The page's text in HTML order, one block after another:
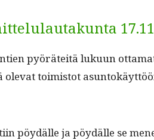
pyöräteitä luku­un
toimis­tot
pöy­dälle ja pöy­dälle se